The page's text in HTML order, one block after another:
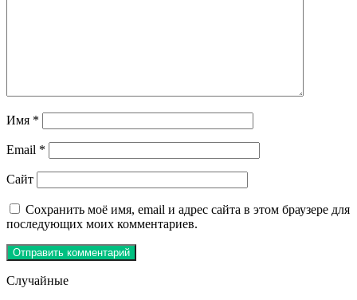
Имя *
Email *
Сайт
Сохранить моё имя, email и адрес сайта в этом браузере для
последующих моих комментариев.
Случайные